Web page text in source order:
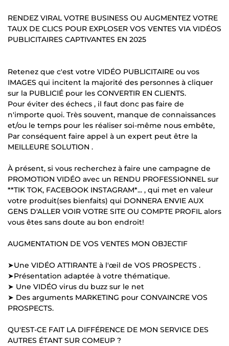
RENDEZ VIRAL VOTRE BUSINESS OU AUGMENTEZ VOTRE
TAUX DE CLICS POUR EXPLOSER VOS VENTES VIA VIDÉOS
PUBLICITAIRES CAPTIVANTES EN 2025
Retenez que c'est votre VIDÉO PUBLICITAIRE ou vos
IMAGES qui incitent la majorité des personnes à cliquer
sur la PUBLICIÉ pour les CONVERTIR EN CLIENTS.
Pour éviter des échecs , il faut donc pas faire de
n'importe quoi. Très souvent, manque de connaissances
et/ou le temps pour les réaliser soi-même nous embête,
Par conséquent faire appel à un expert peut être la
MEILLEURE SOLUTION .
À présent, si vous recherchez à faire une campagne de
PROMOTION VIDÉO avec un RENDU PROFESSIONNEL sur
**TIK TOK, FACEBOOK INSTAGRAM*... , qui met en valeur
votre produit(ses bienfaits) qui DONNERA ENVIE AUX
GENS D'ALLER VOIR VOTRE SITE OU COMPTE PROFIL alors
vous êtes sans doute au bon endroit!
AUGMENTATION DE VOS VENTES MON OBJECTIF
➤Une VIDÉO ATTIRANTE à l'œil de VOS PROSPECTS .
➤Présentation adaptée à votre thématique.
➤ Une VIDÉO virus du buzz sur le net
➤ Des arguments MARKETING pour CONVAINCRE VOS
PROSPECTS.
QU'EST-CE FAIT LA DIFFÉRENCE DE MON SERVICE DES
AUTRES ÉTANT SUR COMEUP ?